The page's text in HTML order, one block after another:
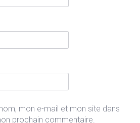
mon e-mail et mon site dans
prochain commentaire.